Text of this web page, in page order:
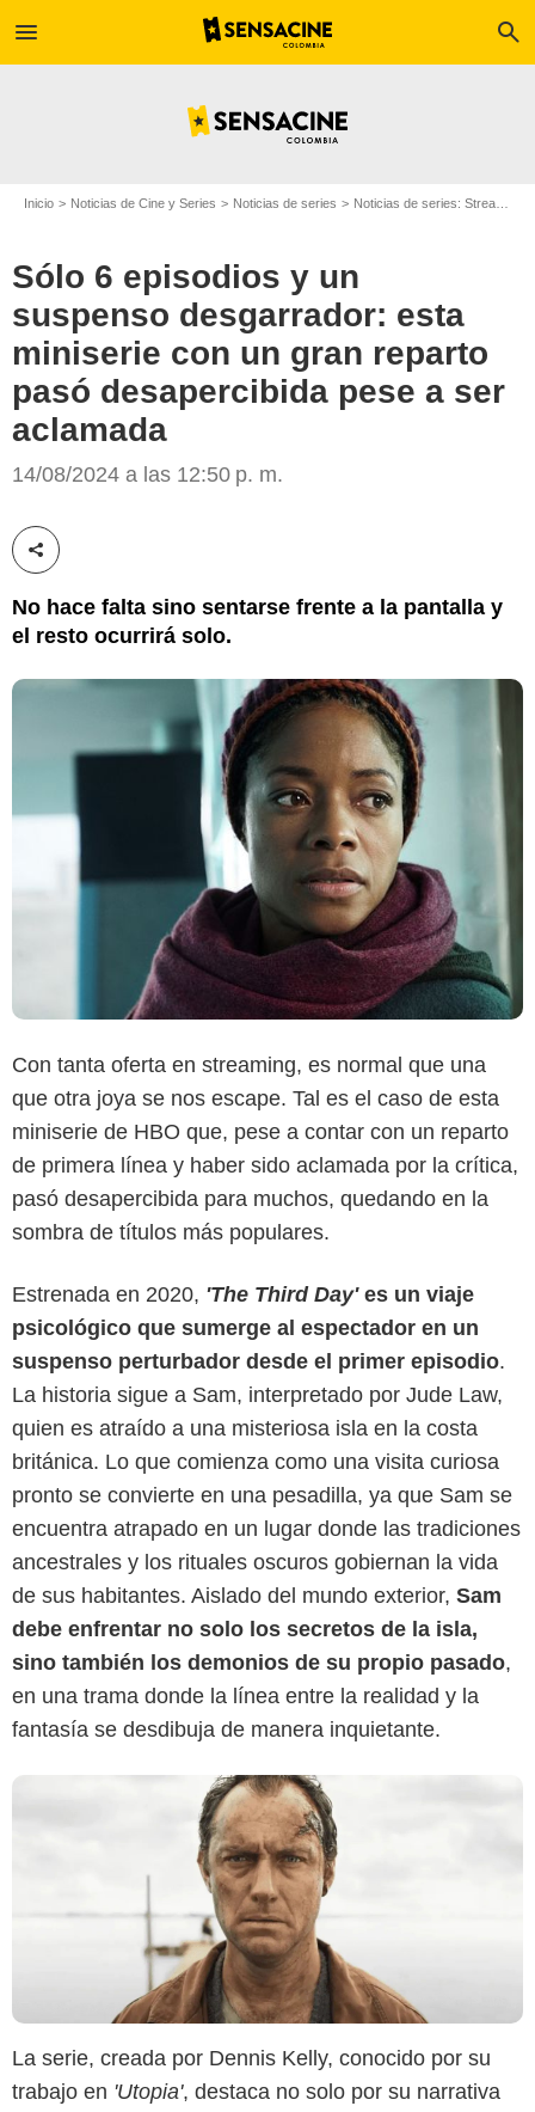
menu search
Inicio Noticias de Cine y Series Noticias de series Noticias de series: Streaming
Sólo 6 episodios y un
suspenso desgarrador: esta
miniserie con un gran reparto
pasó desapercibida pese a ser
aclamada
14/08/2024 a las 12:50 p. m.
Compartir esta noticia
No hace falta sino sentarse frente a la pantalla y
el resto ocurrirá solo.
Variety
Con tanta oferta en streaming, es normal que una
que otra joya se nos escape. Tal es el caso de esta
miniserie de HBO que, pese a contar con un reparto
de primera línea y haber sido aclamada por la crítica,
pasó desapercibida para muchos, quedando en la
sombra de títulos más populares.
Estrenada en 2020, 'The Third Day'es un viaje
psicológico que sumerge al espectador en un
suspenso perturbador desde el primer episodio.
La historia sigue a Sam, interpretado por Jude Law,
quien es atraído a una misteriosa isla en la costa
británica. Lo que comienza como una visita curiosa
pronto se convierte en una pesadilla, ya que Sam se
encuentra atrapado en un lugar donde las tradiciones
ancestrales y los rituales oscuros gobiernan la vida
de sus habitantes. Aislado del mundo exterior, Sam
debe enfrentar no solo los secretos de la isla,
sino también los demonios de su propio pasado,
en una trama donde la línea entre la realidad y la
fantasía se desdibuja de manera inquietante.
Max
La serie, creada por Dennis Kelly, conocido por su
trabajo en 'Utopia', destaca no solo por su narrativa